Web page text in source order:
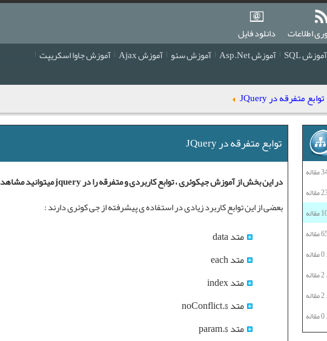
اطلاعات
دانلود فایل
آموزش SQL آموزش Asp.Net آموزش سئو آموزش Ajax آموزش جاوا اسکریپت
توابع متفرقه در JQuery
توابع متفرقه در JQuery
در این بخش ازآموزش جیکوئری، توابع کاربردی و متفرقه را در jquery میتوانید مشاهده نمایید.
بعضی از این توابع کاربرد زیادی در استفاده ی پیشرفته از جی کوئری دارند :
متد data
متد each
متد index
متد $.noConflict
متد $.param